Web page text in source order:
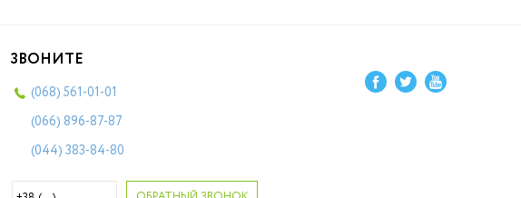
ЗВОНИТЕ
(068) 561-01-01
(066) 896-87-87
(044) 383-84-80